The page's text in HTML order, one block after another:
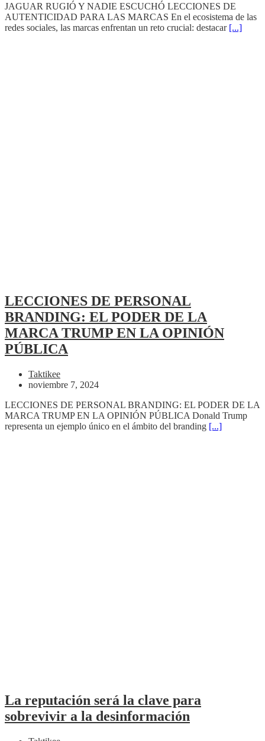
JAGUAR RUGIÓ Y NADIE ESCUCHÓ LECCIONES DE
AUTENTICIDAD PARA LAS MARCAS En el ecosistema de las
redes sociales, las marcas enfrentan un reto crucial: destacar [...]
LECCIONES DE PERSONAL
BRANDING: EL PODER DE LA
MARCA TRUMP EN LA OPINIÓN
PÚBLICA
Taktikee
noviembre 7, 2024
LECCIONES DE PERSONAL BRANDING: EL PODER DE LA
MARCA TRUMP EN LA OPINIÓN PÚBLICA Donald Trump
representa un ejemplo único en el ámbito del branding [...]
La reputación será la clave para
sobrevivir a la desinformación